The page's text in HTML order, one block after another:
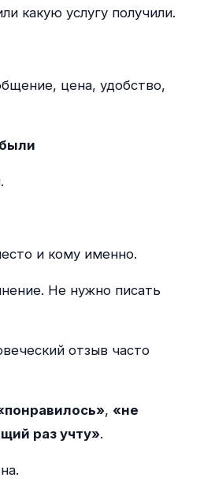
какую услугу получили.
цена, удобство,
и кому именно.
Не нужно писать
отзыв часто
, «не
раз учту».